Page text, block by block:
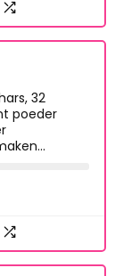
32
poeder